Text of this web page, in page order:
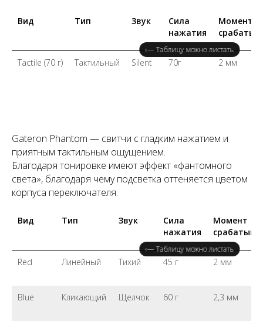
Вид Тип Звук
Сила
нажатия
Момент
Tactile (70 г) Тактильный Silent 70г 2 мм
‹— Таблицу можно листать
Gateron Phantom — свитчи с гладким нажатием и
приятным тактильным ощущением.
Благодаря тонировке имеют эффект «фантомного
света», благодаря чему подсветка оттеняется цветом
корпуса переключателя.
Вид Тип Звук
Сила
нажатия
Момент
Red Линейный Тихий 45 г 2 мм
Blue Кликающий Щелчок 60 г 2,3 мм
‹— Таблицу можно листать